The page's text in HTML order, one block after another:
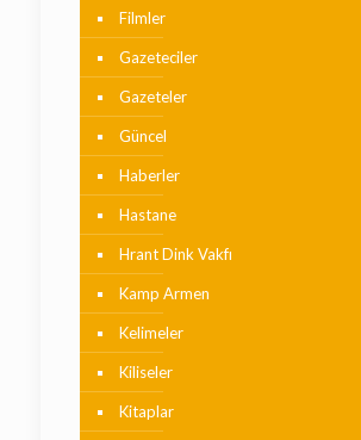
Filmler
Gazeteciler
Gazeteler
Güncel
Haberler
Hastane
Hrant Dink Vakfı
Kamp Armen
Kelimeler
Kiliseler
Kitaplar